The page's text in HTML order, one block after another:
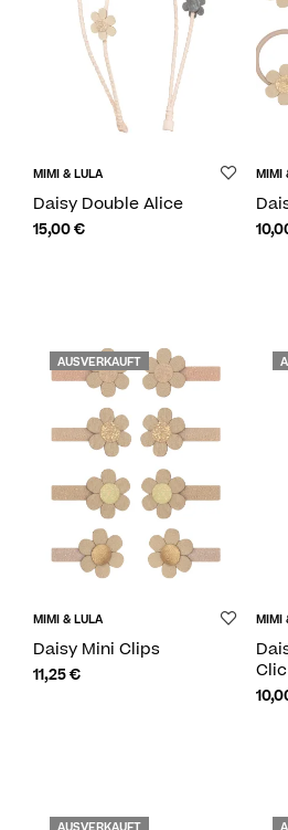
MIMI & LULA
Daisy Double Alice
15,00€
MIMI
AUSVERKAUFT
MIMI & LULA
Daisy Mini Clips
11,25€
MIMI